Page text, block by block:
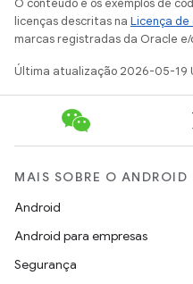
O conteúdo e os exemplos de
licenças descritas na Licença de
marcas registradas da Oracle e/
Última atualização 2026-05-19
MAIS SOBRE O ANDROID
Android
Android para empresas
Segurança